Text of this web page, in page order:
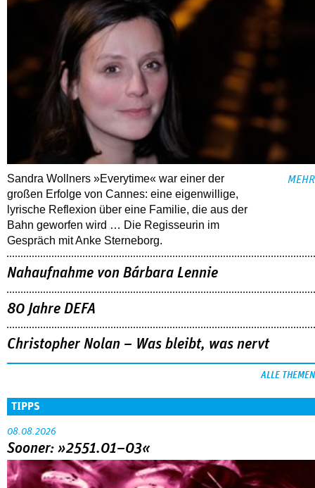
Sandra Wollners »Everytime« war einer der
großen Erfolge von Cannes: eine eigenwillige,
lyrische Reflexion über eine ­Familie, die aus der
Bahn geworfen wird … Die Regisseurin im
Gespräch mit Anke Sterneborg.
MEHR
Nahaufnahme von Bárbara Lennie
80 Jahre DEFA
Christopher Nolan – Was bleibt, was nervt
ALLE THEMEN
TIPPS
08.08.2026
Sooner: »2551.01–03«